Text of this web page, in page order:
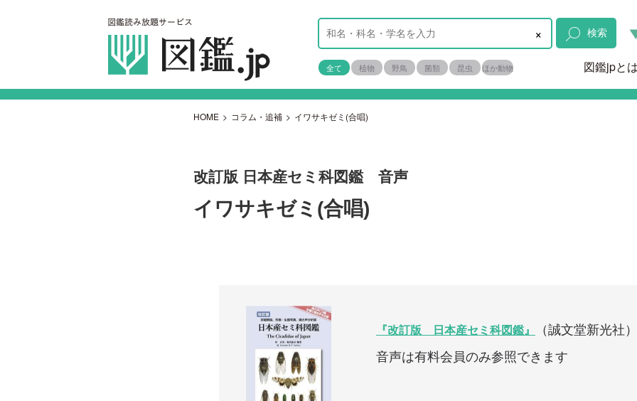
× 検索
全て 植物 野鳥 菌類 昆虫 ほか動物 図鑑jpと
HOME > コラム・追補 > イワサキゼミ(合唱)
改訂版 日本産セミ科図鑑 音声
イワサキゼミ(合唱)
『改訂版 日本産セミ科図鑑』
（誠文堂新光社
音声は有料会員のみ参照できます